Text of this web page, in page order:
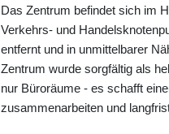
Das Zentrum befindet sich im
Verkehrs- und
entfernt und in unmittelbarer
Zentrum wurde sorgfältig als
nur Büroräume - es schafft
zusammenarbeiten und